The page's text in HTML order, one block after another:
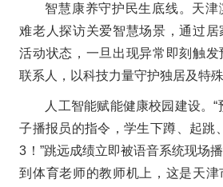
智慧康养守护民生底线。天津
难老人探访关爱智慧场景，通过居
活动状态，一旦出现异常即刻触
联系人，以科技力量守护独居及特
人工智能赋能健康校园建设。
子播报员的指令，学生下蹲、起跳
3！”跳远成绩立即被语音系统现场
到体育老师的教师机上，这是天